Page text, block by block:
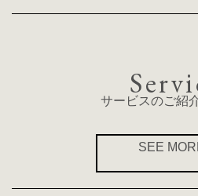
サービスのご紹
SEE